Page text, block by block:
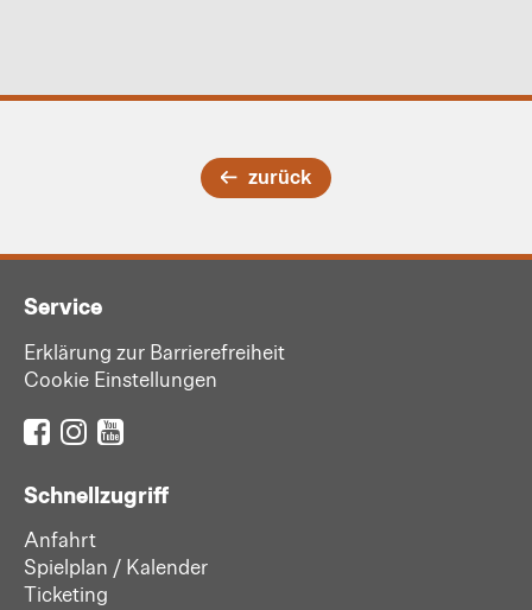
zurück
Service
Erklärung zur Barrierefreiheit
Cookie Einstellungen
Schnellzugriff
Anfahrt
Spielplan / Kalender
Ticketing